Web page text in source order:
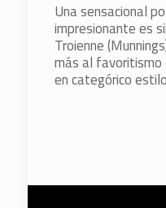
Una sensacional
impresionante es
Troienne
más al favoritismo
en categórico